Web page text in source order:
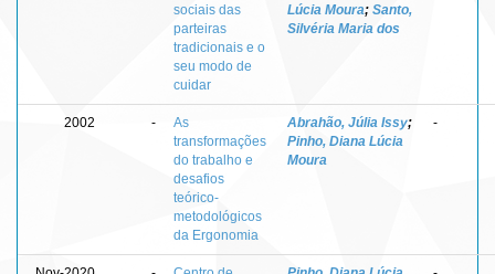
sociais das
parteiras
tradicionais e o
seu modo de
cuidar
Lúcia Moura; Santo,
Silvéria Maria dos
2002 -
As
transformações
do trabalho e
desafios
teórico-
metodológicos
da Ergonomia
Abrahão, Júlia Issy;
Pinho, Diana Lúcia
Moura
-